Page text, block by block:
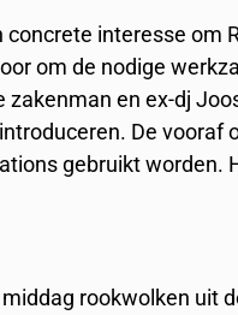
interesse om
om de nodige
zakenman en ex-dj
De
gebruikt worden.
rookwolken uit